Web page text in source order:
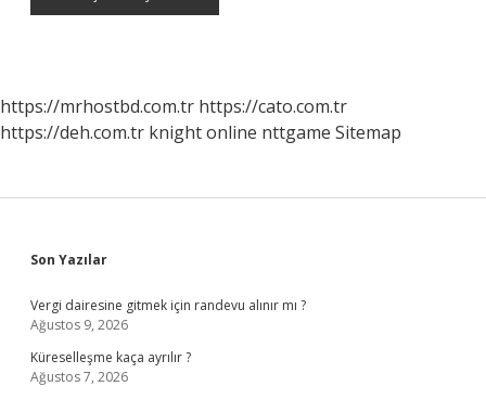
https://mrhostbd.com.tr https://cato.com.tr
https://deh.com.tr knight online nttgame Sitemap
Sidebar
Son Yazılar
Vergi dairesine gitmek için randevu alınır mı ?
Ağustos 9, 2026
Küreselleşme kaça ayrılır ?
Ağustos 7, 2026